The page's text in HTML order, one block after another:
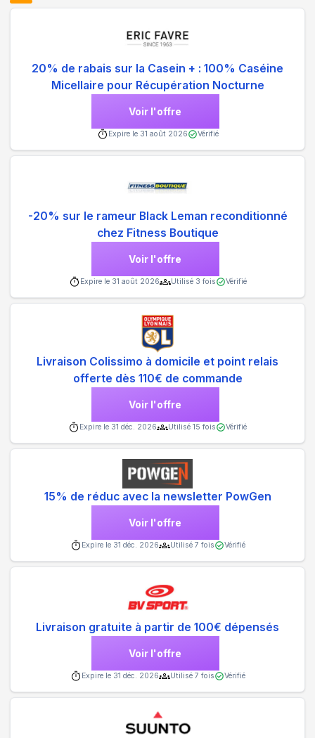
20% de rabais sur la Casein + : 100% Caséine
Micellaire pour Récupération Nocturne
Voir l'offre
Expire le 31 août 2026 Vérifié
-20% sur le rameur Black Leman reconditionné
chez Fitness Boutique
Voir l'offre
Expire le 31 août 2026 Utilisé 3 fois Vérifié
Livraison Colissimo à domicile et point relais
offerte dès 110€ de commande
Voir l'offre
Expire le 31 déc. 2026 Utilisé 15 fois Vérifié
15% de réduc avec la newsletter PowGen
Voir l'offre
Expire le 31 déc. 2026 Utilisé 7 fois Vérifié
Livraison gratuite à partir de 100€ dépensés
Voir l'offre
Expire le 31 déc. 2026 Utilisé 7 fois Vérifié